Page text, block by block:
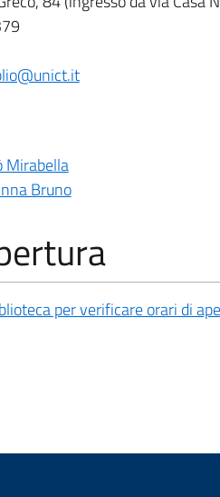
Mirabella
Bruno
per verificare orari di